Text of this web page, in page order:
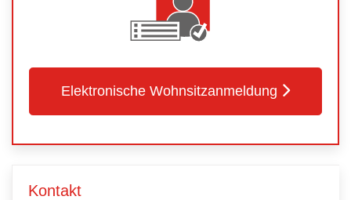
Elektronische Wohnsitzanmeldung
Kontakt